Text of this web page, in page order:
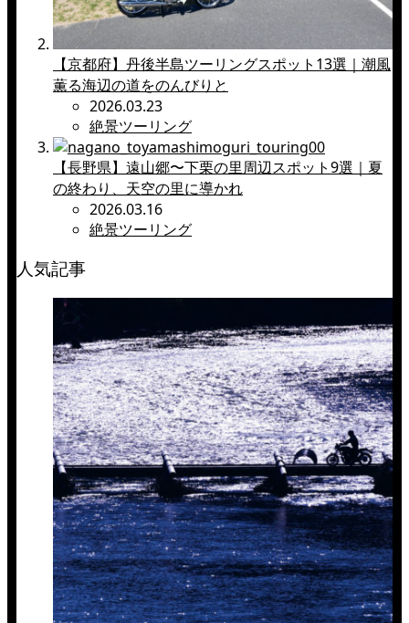
【京都府】丹後半島ツーリングスポット13選｜潮風
薫る海辺の道をのんびりと
2026.03.23
絶景ツーリング
【長野県】遠山郷〜下栗の里周辺スポット9選｜夏
の終わり、天空の里に導かれ
2026.03.16
絶景ツーリング
人気記事